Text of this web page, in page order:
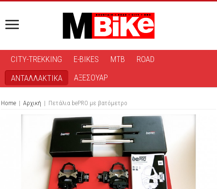
CITY-TREKKING E-BIKES MTB
ROAD
ΑΝΤΑΛΛΑΚΤΙΚΑ
ΑΞΕΣΟΥΑΡ
Home | Αρχική | Πετάλια bePRO με βατόμετρο